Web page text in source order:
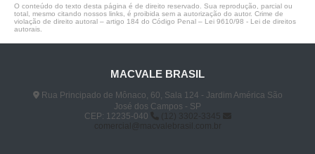
O conteúdo do texto desta página é de direito reservado. Sua reprodução, parcial ou
total, mesmo citando nossos links, é proibida sem a autorização do autor. Crime de
violação de direito autoral – artigo 184 do Código Penal – Lei 9610/98 - Lei de direitos
autorais
MACVALE BRASIL
Rua Principado de Mônaco, 60, Sala 124 - Jardim América São
José dos Campos - SP
CEP: 12235-040
(12) 3302-3345
comercial@macvalebrasil.com.br